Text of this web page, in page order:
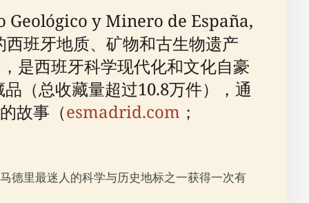
Geológico y Minero de España,
班牙地质、矿物和古生物遗产
是西班牙科学现代化和文化自豪
（总收藏量超过10.8万件），通
故事（esmadrid.com ；
德里最迷人的科学与历史地标之一获得一次有